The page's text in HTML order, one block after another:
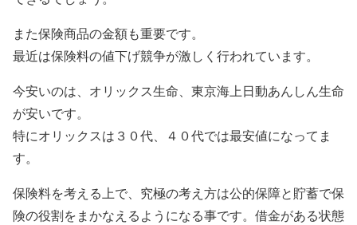
また保険商品の金額も重要です。
最近は保険料の値下げ競争が激しく行われています。
今安いのは、オリックス生命、東京海上日動あんしん生命
が安いです。
特にオリックスは３０代、４０代では最安値になってま
す。
保険料を考える上で、究極の考え方は公的保障と貯蓄で保
険の役割をまかなえるようになる事です。借金がある状態